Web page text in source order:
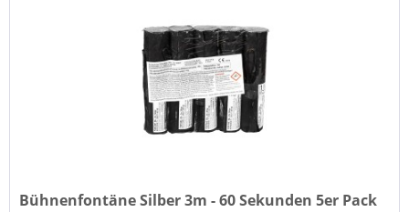
Bühnenfontäne Silber 3m - 60 Sekunden 5er Pack